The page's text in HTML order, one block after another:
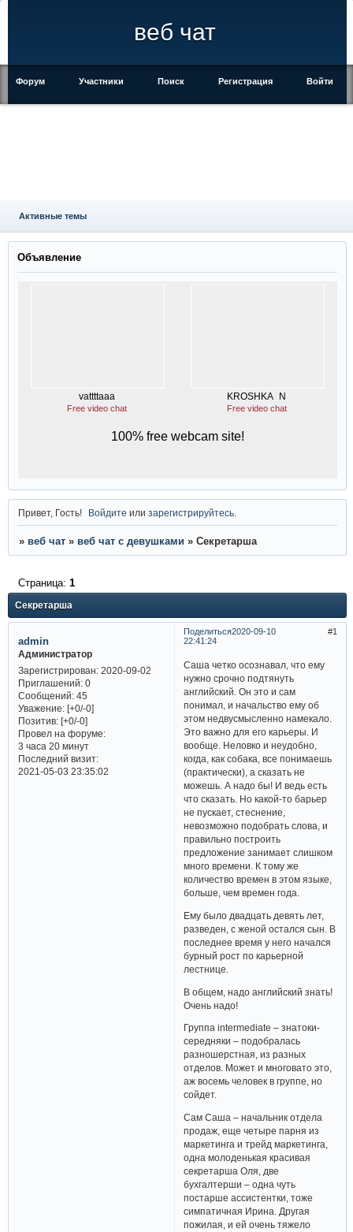
веб чат
Форум Участники Поиск Регистрация Войти
Активные темы
Объявление
Привет, Гость! Войдите илизарегистрируйтесь
» веб чат » веб чат с девушками » Секретарша
Секретарша
Страница: 1
Поделиться 1
2020-09-10
22:41:24
admin
Администратор
Зарегистрирован: 2020-09-02
Приглашений:0
Сообщений:45
Уважение: [+0/-0]
Позитив: [+0/-0]
Провел на форуме:
3 часа 20 минут
Последний визит:
2021-05-03 23:35:02
Саша четко осознавал, что ему
нужно срочно подтянуть
английский. Он это и сам
понимал, и начальство ему об
этом недвусмысленно намекало.
Это важно для его карьеры. И
вообще. Неловко и неудобно,
когда, как собака, все понимаешь
(практически), а сказать не
можешь. А надо бы! И ведь есть
что сказать. Но какой-то барьер
не пускает, стеснение,
невозможно подобрать слова, и
правильно построить
предложение занимает слишком
много времени. К тому же
количество времен в этом языке,
больше, чем времен года.
Ему было двадцать девять лет,
разведен, с женой остался сын. В
последнее время у него начался
бурный рост по карьерной
лестнице.
В общем, надо английский знать!
Очень надо!
Группа intermediate – знатоки-
середняки – подобралась
разношерстная, из разных
отделов. Может и многовато это,
аж восемь человек в группе, но
сойдет.
Сам Саша – начальник отдела
продаж, еще четыре парня из
маркетинга и трейд маркетинга,
одна молоденькая красивая
секретарша Оля, две
бухгалтерши – одна чуть
постарше ассистентки, тоже
симпатичная Ирина. Другая
пожилая, и ей очень тяжело